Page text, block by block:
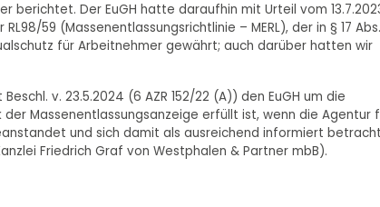
Der EuGH hatte daraufhin mit Urteil vom
59 (Massenentlassungsrichtlinie – MERL), der in § 17
für Arbeitnehmer gewährt; auch darüber hatten wir
v. 23.5.2024 (6 AZR 152/22 (A)) den EuGH um die
Massenentlassungsanzeige erfüllt ist, wenn die Agentur
und sich damit als ausreichend informiert
Friedrich Graf von Westphalen & Partner mbB).